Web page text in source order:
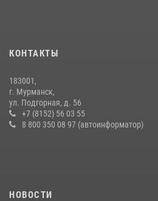
Первый Мурманский терминал» передал
по Мурманской области новый
21 июля 2026, 08:15
КОНТАКТЫ
183001,
г. Мурманск,
ул. Подгорная, д. 56
+7 (8152) 56 03 55
8 800 350 08 97 (автоинформатор)
НОВОСТИ